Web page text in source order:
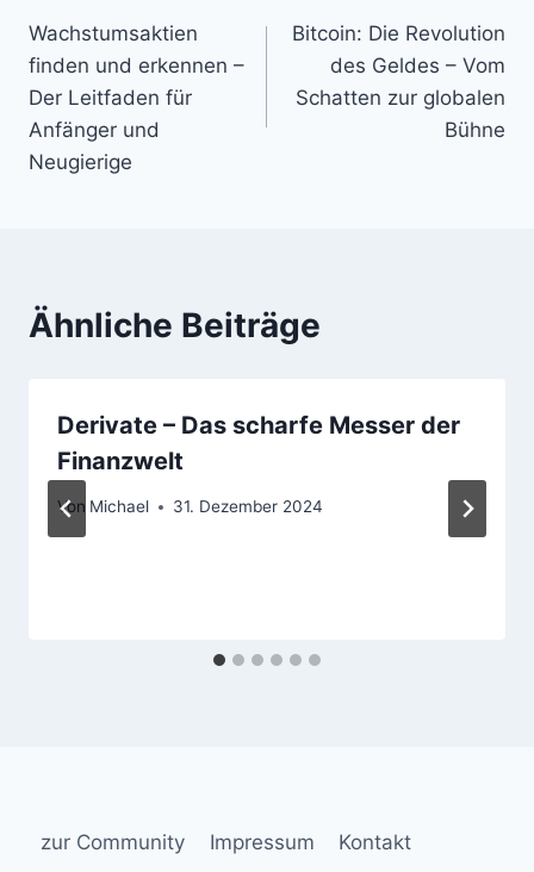
Wachstumsaktien
finden und erkennen –
Der Leitfaden für
Anfänger und
Neugierige
Bitcoin: Die Revolution
des Geldes – Vom
Schatten zur globalen
Bühne
Ähnliche Beiträge
Derivate – Das scharfe Messer der
Finanzwelt
Von Michael 31. Dezember 2024
zur Community Impressum Kontakt